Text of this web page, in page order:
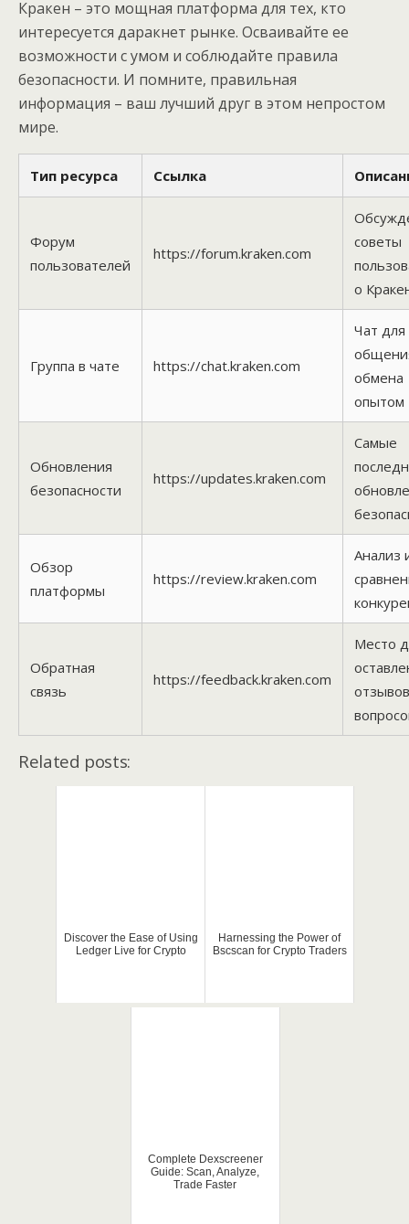
Кракен – это мощная платформа для тех, кто
интересуется даракнет рынке. Осваивайте ее
возможности с умом и соблюдайте правила
безопасности. И помните, правильная
информация – ваш лучший друг в этом непростом
мире.
Тип ресурса Ссылка
Форум
пользователей
https://forum.kraken.com
советы
о
Группа в чате https://chat.kraken.com
Чат для
обмена
опытом
Обновления
безопасности
https://updates.kraken.com
Самые
Обзор
платформы
https://review.kraken.com
Анализ
Обратная
связь
https://feedback.kraken.com
Место
Related posts:
Discover the Ease of Using
Ledger Live for Crypto
Harnessing the Power of
Bscscan for Crypto Traders
Complete Dexscreener
Guide: Scan, Analyze,
Trade Faster